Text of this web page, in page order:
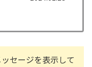
セージを表示して